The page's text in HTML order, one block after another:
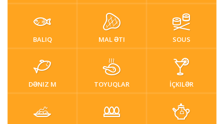
BALIQ MAL ƏTI SOUS
DƏNIZ M TOYUQLAR İÇKILƏR